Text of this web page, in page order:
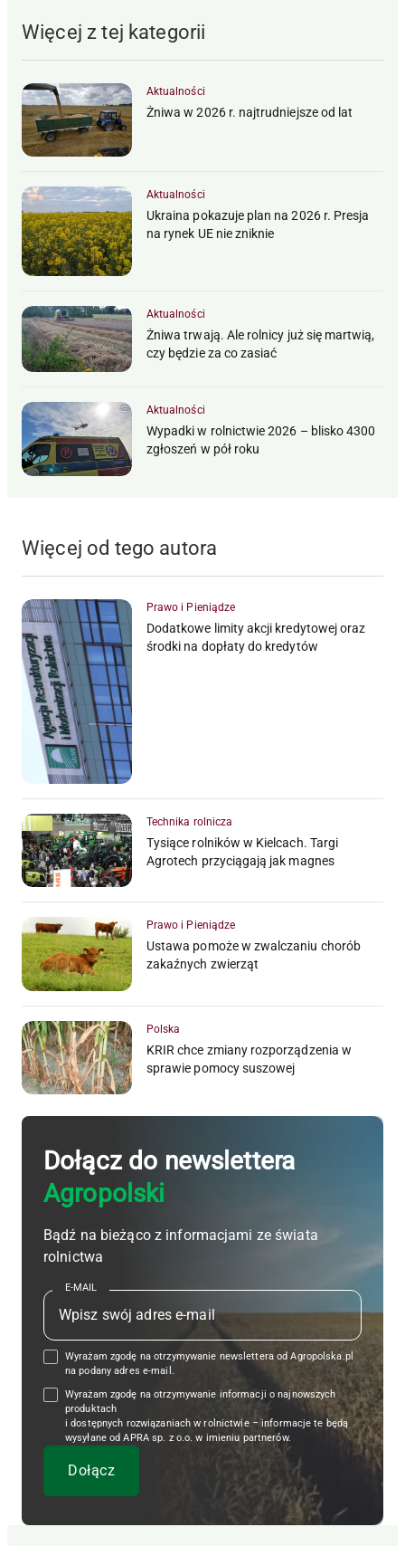
Więcej z tej kategorii
Aktualności
Żniwa w 2026 r. najtrudniejsze od lat
Aktualności
Ukraina pokazuje plan na 2026 r. Presja
na rynek UE nie zniknie
Aktualności
Żniwa trwają. Ale rolnicy już się martwią,
czy będzie za co zasiać
Aktualności
Wypadki w rolnictwie 2026 – blisko 4300
zgłoszeń w pół roku
Więcej od tego autora
Prawo i Pieniądze
Dodatkowe limity akcji kredytowej oraz
środki na dopłaty do kredytów
Technika rolnicza
Tysiące rolników w Kielcach. Targi
Agrotech przyciągają jak magnes
Prawo i Pieniądze
Ustawa pomoże w zwalczaniu chorób
zakaźnych zwierząt
Polska
KRIR chce zmiany rozporządzenia w
sprawie pomocy suszowej
Dołącz do newslettera
Agropolski
Bądź na bieżąco z informacjami ze świata
rolnictwa
E-MAIL
Wyrażam zgodę na otrzymywanie newslettera od Agropolska.pl
na podany adres e-mail.
Wyrażam zgodę na otrzymywanie informacji o najnowszych
produktach
i dostępnych rozwiązaniach w rolnictwie – informacje te będą
wysyłane od APRA sp. z o.o. w imieniu partnerów.